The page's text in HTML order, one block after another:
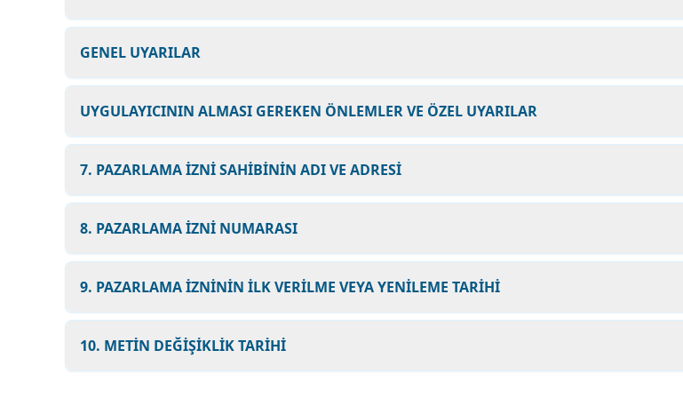
GENEL UYARILAR
UYGULAYICININ ALMASI GEREKEN ÖNLEMLER VE ÖZEL UYARILAR
7. PAZARLAMA İZNİ SAHİBİNİN ADI VE ADRESİ
8. PAZARLAMA İZNİ NUMARASI
9. PAZARLAMA İZNİNİN İLK VERİLME VEYA YENİLEME TARİHİ
10. METİN DEĞİŞİKLİK TARİHİ